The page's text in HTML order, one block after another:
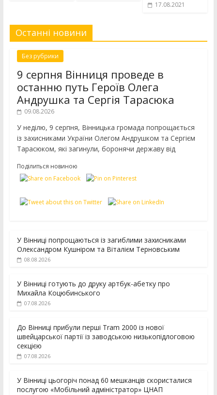
17.08.2021
Останні новини
Без рубрики
9 серпня Вінниця проведе в
останню путь Героїв Олега
Андрушка та Сергія Тарасюка
09.08.2026
У неділю, 9 серпня, Вінницька громада попрощається
із захисниками України Олегом Андрушком та Сергієм
Тарасюком, які загинули, боронячи державу від
Поділиться новиною
У Вінниці попрощаються із загиблими захисниками
Олександром Кушніром та Віталієм Терновським
08.08.2026
У Вінниці готують до друку артбук-абетку про
Михайла Коцюбинського
07.08.2026
До Вінниці прибули перші Tram 2000 із нової
швейцарської партії із заводською низькопідлоговою
секцією
07.08.2026
У Вінниці цьогоріч понад 60 мешканців скористалися
послугою «Мобільний адміністратор» ЦНАП